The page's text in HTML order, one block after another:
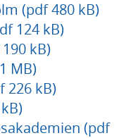
(pdf 480 kB)
124 kB)
kB)
MB)
226 kB)
(pdf